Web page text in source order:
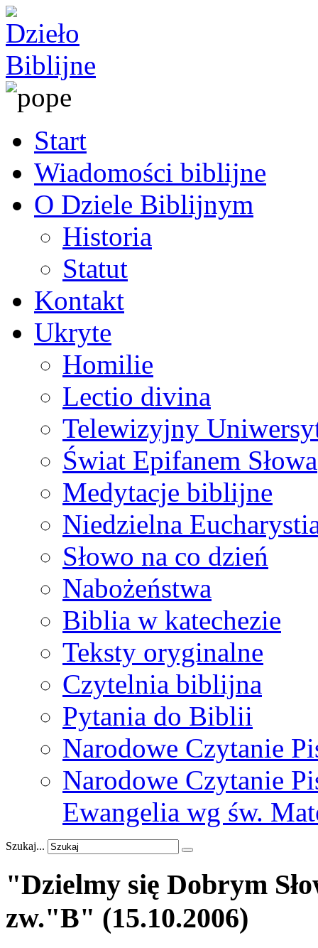
Start
Wiadomości biblijne
O Dziele Biblijnym
Historia
Statut
Kontakt
Ukryte
Homilie
Lectio divina
Telewizyjny
Świat Epifanem Słowa
Medytacje biblijne
Niedzielna
Słowo na co dzień
Nabożeństwa
Biblia w katechezie
Teksty oryginalne
Czytelnia biblijna
Pytania do Biblii
Narodowe Czytanie
Narodowe Czytanie
Ewangelia wg św.
Szukaj...
"Dzielmy się Dobrym
zw."B" (15.10.2006)